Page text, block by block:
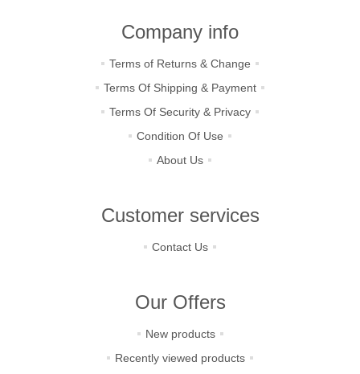
Company info
Terms of Returns & Change
Terms Of Shipping & Payment
Terms Of Security & Privacy
Condition Of Use
About Us
Customer services
Contact Us
Our Offers
New products
Recently viewed products